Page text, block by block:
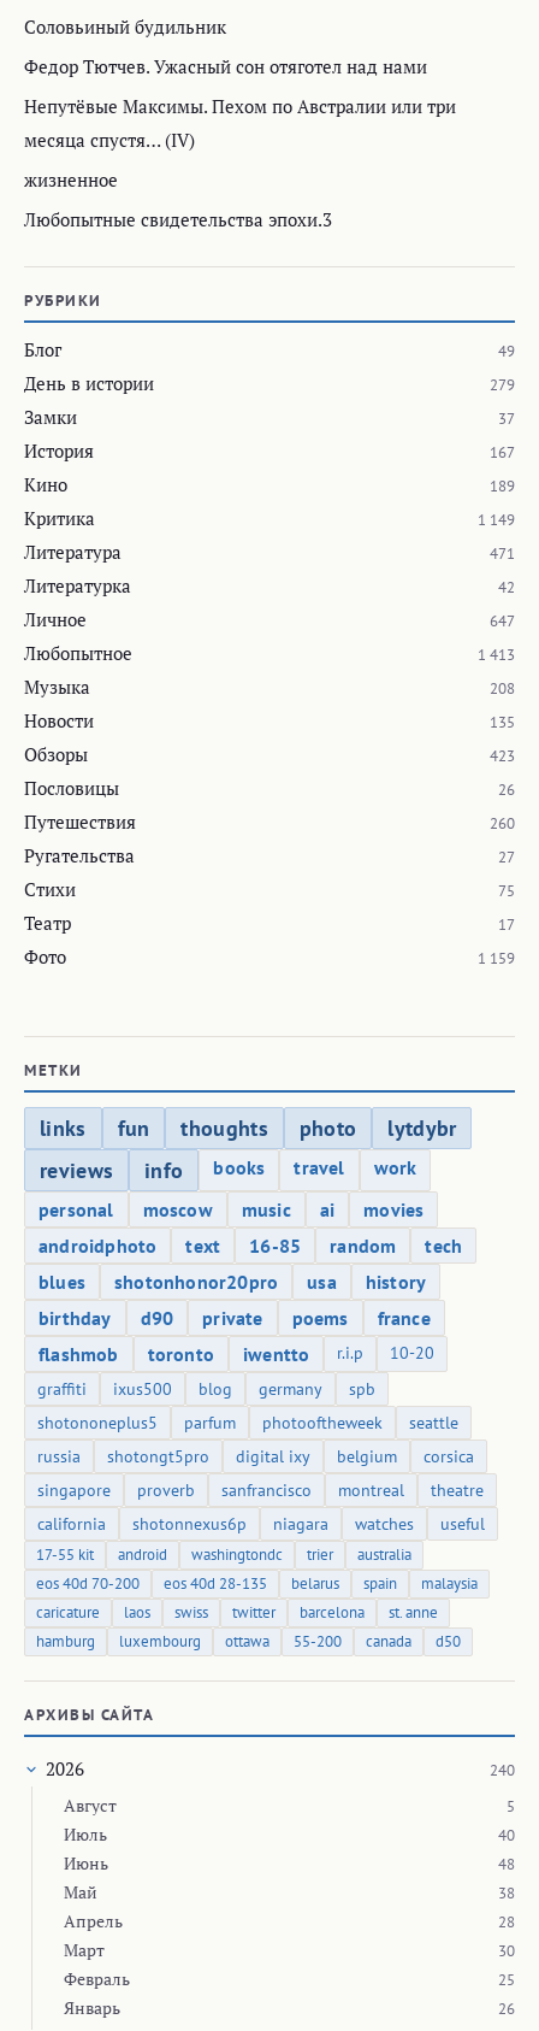
Соловьиный будильник
Федор Тютчев. Ужасный сон отяготел над нами
Непутёвые Максимы. Пехом по Австралии или три
месяца спустя… (IV)
жизненное
Любопытные свидетельства эпохи.3
РУБРИКИ
Блог 49
День в истории 279
Замки 37
История 167
Кино 189
Критика 1 149
Литература 471
Литературка 42
Личное 647
Любопытное 1 413
Музыка 208
Новости 135
Обзоры 423
Пословицы 26
Путешествия 260
Ругательства 27
Стихи 75
Театр 17
Фото 1 159
МЕТКИ
links fun thoughts photo
lytdybr
reviews
info books travel
work
personal
moscow music ai
movies
androidphoto
text 16-85 random
tech
blues
shotonhonor20pro usa
history
birthday
d90 private poems
france
flashmob
toronto iwentto r.i.p
10-20
graffiti
ixus500 blog germany
spb
shotononeplus5
parfum photooftheweek
seattle
russia
shotongt5pro digital ixy belgium
corsica
singapore
proverb sanfrancisco montreal
theatre
california
shotonnexus6p niagara watches useful
17-55 kit android washingtondc trier
australia
eos 40d 70-200
eos 40d 28-135 belarus spain
malaysia
caricature
laos swiss twitter barcelona
st. anne
hamburg
luxembourg ottawa 55-200 canada d50
АРХИВЫ САЙТА
2026 240
Август 5
Июль 40
Июнь 48
Май 38
Апрель 28
Март 30
Февраль 25
Январь 26